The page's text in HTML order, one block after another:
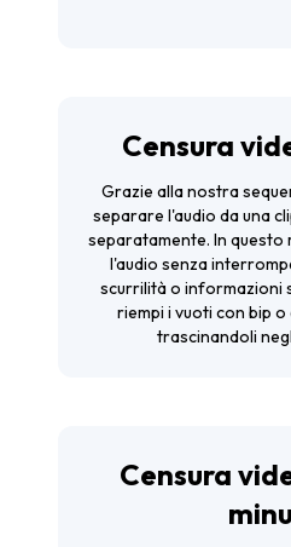
Censura
Grazie alla nostra
separare l'audio da una
separatamente. In questo
l'audio senza
scurrilità o informazioni
riempi i vuoti con bip
trascinandoli
Censura